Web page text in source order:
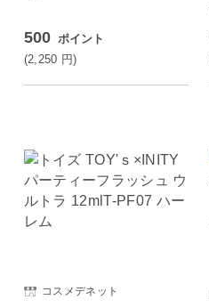
500 ポイント
(2,250 円)
コスメデネット